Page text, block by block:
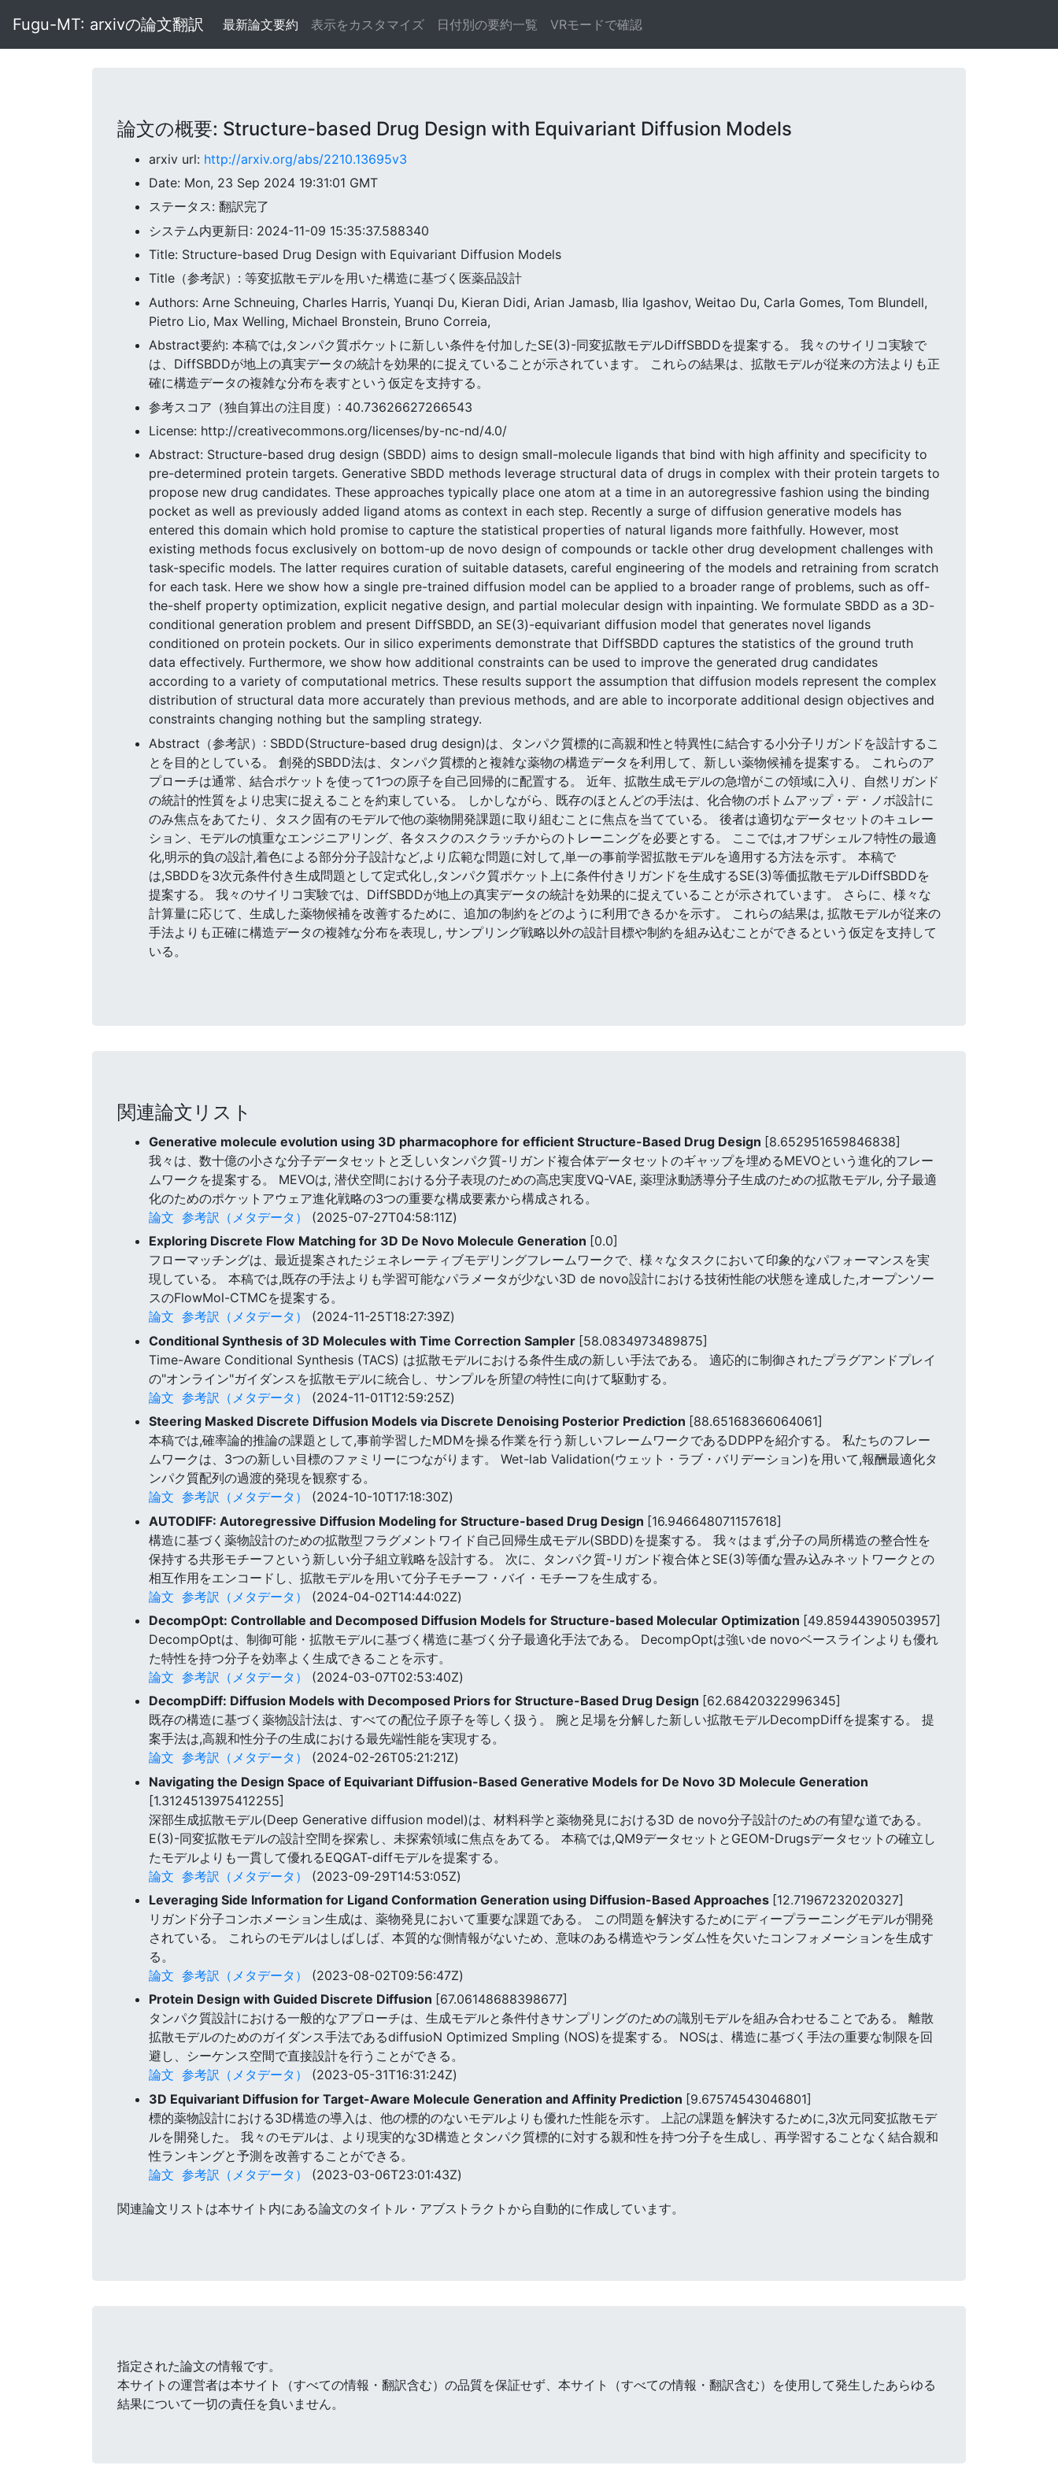
Fugu-MT: arxivの論文翻訳 最新論文要約 表示をカスタマイズ 日付別の要約一覧 VRモードで確認
論文の概要: Structure-based Drug Design with Equivariant Diffusion Models
arxiv url: http://arxiv.org/abs/2210.13695v3
Date: Mon, 23 Sep 2024 19:31:01 GMT
ステータス: 翻訳完了
システム内更新日: 2024-11-09 15:35:37.588340
Title: Structure-based Drug Design with Equivariant Diffusion Models
Title（参考訳）: 等変拡散モデルを用いた構造に基づく医薬品設計
Authors: Arne Schneuing, Charles Harris, Yuanqi Du, Kieran Didi, Arian Jamasb, Ilia Igashov, Weitao Du, Carla Gomes, Tom Blundell,
Pietro Lio, Max Welling, Michael Bronstein, Bruno Correia,
Abstract要約: 本稿では,タンパク質ポケットに新しい条件を付加したSE(3)-同変拡散モデルDiffSBDDを提案する。 我々のサイリコ実験で
は、DiffSBDDが地上の真実データの統計を効果的に捉えていることが示されています。 これらの結果は、拡散モデルが従来の方法よりも正
確に構造データの複雑な分布を表すという仮定を支持する。
参考スコア（独自算出の注目度）: 40.73626627266543
License: http://creativecommons.org/licenses/by-nc-nd/4.0/
Abstract: Structure-based drug design (SBDD) aims to design small-molecule ligands that bind with high affinity and specificity to
pre-determined protein targets. Generative SBDD methods leverage structural data of drugs in complex with their protein targets to
propose new drug candidates. These approaches typically place one atom at a time in an autoregressive fashion using the binding
pocket as well as previously added ligand atoms as context in each step. Recently a surge of diffusion generative models has
entered this domain which hold promise to capture the statistical properties of natural ligands more faithfully. However, most
existing methods focus exclusively on bottom-up de novo design of compounds or tackle other drug development challenges with
task-specific models. The latter requires curation of suitable datasets, careful engineering of the models and retraining from scratch
for each task. Here we show how a single pre-trained diffusion model can be applied to a broader range of problems, such as off-
the-shelf property optimization, explicit negative design, and partial molecular design with inpainting. We formulate SBDD as a 3D-
conditional generation problem and present DiffSBDD, an SE(3)-equivariant diffusion model that generates novel ligands
conditioned on protein pockets. Our in silico experiments demonstrate that DiffSBDD captures the statistics of the ground truth
data effectively. Furthermore, we show how additional constraints can be used to improve the generated drug candidates
according to a variety of computational metrics. These results support the assumption that diffusion models represent the complex
distribution of structural data more accurately than previous methods, and are able to incorporate additional design objectives and
constraints changing nothing but the sampling strategy.
Abstract（参考訳）: SBDD(Structure-based drug design)は、タンパク質標的に高親和性と特異性に結合する小分子リガンドを設計するこ
とを目的としている。 創発的SBDD法は、タンパク質標的と複雑な薬物の構造データを利用して、新しい薬物候補を提案する。 これらのア
プローチは通常、結合ポケットを使って1つの原子を自己回帰的に配置する。 近年、拡散生成モデルの急増がこの領域に入り、自然リガンド
の統計的性質をより忠実に捉えることを約束している。 しかしながら、既存のほとんどの手法は、化合物のボトムアップ・デ・ノボ設計に
のみ焦点をあてたり、タスク固有のモデルで他の薬物開発課題に取り組むことに焦点を当てている。 後者は適切なデータセットのキュレー
ション、モデルの慎重なエンジニアリング、各タスクのスクラッチからのトレーニングを必要とする。 ここでは,オフザシェルフ特性の最適
化,明示的負の設計,着色による部分分子設計など,より広範な問題に対して,単一の事前学習拡散モデルを適用する方法を示す。 本稿で
は,SBDDを3次元条件付き生成問題として定式化し,タンパク質ポケット上に条件付きリガンドを生成するSE(3)等価拡散モデルDiffSBDDを
提案する。 我々のサイリコ実験では、DiffSBDDが地上の真実データの統計を効果的に捉えていることが示されています。 さらに、様々な
計算量に応じて、生成した薬物候補を改善するために、追加の制約をどのように利用できるかを示す。 これらの結果は, 拡散モデルが従来の
手法よりも正確に構造データの複雑な分布を表現し, サンプリング戦略以外の設計目標や制約を組み込むことができるという仮定を支持して
いる。
関連論文リスト
Generative molecule evolution using 3D pharmacophore for efficient Structure-Based Drug Design [8.652951659846838]
我々は、数十億の小さな分子データセットと乏しいタンパク質-リガンド複合体データセットのギャップを埋めるMEVOという進化的フレー
ムワークを提案する。 MEVOは, 潜伏空間における分子表現のための高忠実度VQ-VAE, 薬理泳動誘導分子生成のための拡散モデル, 分子最適
化のためのポケットアウェア進化戦略の3つの重要な構成要素から構成される。
論文 参考訳（メタデータ）
(2025-07-27T04:58:11Z)
Exploring Discrete Flow Matching for 3D De Novo Molecule Generation [0.0]
フローマッチングは、最近提案されたジェネレーティブモデリングフレームワークで、様々なタスクにおいて印象的なパフォーマンスを実
現している。 本稿では,既存の手法よりも学習可能なパラメータが少ない3D de novo設計における技術性能の状態を達成した,オープンソー
スのFlowMol-CTMCを提案する。
論文 参考訳（メタデータ）
(2024-11-25T18:27:39Z)
Conditional Synthesis of 3D Molecules with Time Correction Sampler [58.0834973489875]
Time-Aware Conditional Synthesis (TACS) は拡散モデルにおける条件生成の新しい手法である。 適応的に制御されたプラグアンドプレイ
の"オンライン"ガイダンスを拡散モデルに統合し、サンプルを所望の特性に向けて駆動する。
論文 参考訳（メタデータ）
(2024-11-01T12:59:25Z)
Steering Masked Discrete Diffusion Models via Discrete Denoising Posterior Prediction [88.65168366064061]
本稿では,確率論的推論の課題として,事前学習したMDMを操る作業を行う新しいフレームワークであるDDPPを紹介する。 私たちのフレー
ムワークは、3つの新しい目標のファミリーにつながります。 Wet-lab Validation(ウェット・ラブ・バリデーション)を用いて,報酬最適化タ
ンパク質配列の過渡的発現を観察する。
論文 参考訳（メタデータ）
(2024-10-10T17:18:30Z)
AUTODIFF: Autoregressive Diffusion Modeling for Structure-based Drug Design [16.946648071157618]
構造に基づく薬物設計のための拡散型フラグメントワイド自己回帰生成モデル(SBDD)を提案する。 我々はまず,分子の局所構造の整合性を
保持する共形モチーフという新しい分子組立戦略を設計する。 次に、タンパク質-リガンド複合体とSE(3)等価な畳み込みネットワークとの
相互作用をエンコードし、拡散モデルを用いて分子モチーフ・バイ・モチーフを生成する。
論文 参考訳（メタデータ）
(2024-04-02T14:44:02Z)
DecompOpt: Controllable and Decomposed Diffusion Models for Structure-based Molecular Optimization [49.85944390503957]
DecompOptは、制御可能・拡散モデルに基づく構造に基づく分子最適化手法である。 DecompOptは強いde novoベースラインよりも優れ
た特性を持つ分子を効率よく生成できることを示す。
論文 参考訳（メタデータ）
(2024-03-07T02:53:40Z)
DecompDiff: Diffusion Models with Decomposed Priors for Structure-Based Drug Design [62.68420322996345]
既存の構造に基づく薬物設計法は、すべての配位子原子を等しく扱う。 腕と足場を分解した新しい拡散モデルDecompDiffを提案する。 提
案手法は,高親和性分子の生成における最先端性能を実現する。
論文 参考訳（メタデータ）
(2024-02-26T05:21:21Z)
Navigating the Design Space of Equivariant Diffusion-Based Generative Models for De Novo 3D Molecule Generation
[1.3124513975412255]
深部生成拡散モデル(Deep Generative diffusion model)は、材料科学と薬物発見における3D de novo分子設計のための有望な道である。
E(3)-同変拡散モデルの設計空間を探索し、未探索領域に焦点をあてる。 本稿では,QM9データセットとGEOM-Drugsデータセットの確立し
たモデルよりも一貫して優れるEQGAT-diffモデルを提案する。
論文 参考訳（メタデータ）
(2023-09-29T14:53:05Z)
Leveraging Side Information for Ligand Conformation Generation using Diffusion-Based Approaches [12.71967232020327]
リガンド分子コンホメーション生成は、薬物発見において重要な課題である。 この問題を解決するためにディープラーニングモデルが開発
されている。 これらのモデルはしばしば、本質的な側情報がないため、意味のある構造やランダム性を欠いたコンフォメーションを生成す
る。
論文 参考訳（メタデータ）
(2023-08-02T09:56:47Z)
Protein Design with Guided Discrete Diffusion [67.06148688398677]
タンパク質設計における一般的なアプローチは、生成モデルと条件付きサンプリングのための識別モデルを組み合わせることである。 離散
拡散モデルのためのガイダンス手法であるdiffusioN Optimized Smpling (NOS)を提案する。 NOSは、構造に基づく手法の重要な制限を回
避し、シーケンス空間で直接設計を行うことができる。
論文 参考訳（メタデータ）
(2023-05-31T16:31:24Z)
3D Equivariant Diffusion for Target-Aware Molecule Generation and Affinity Prediction [9.67574543046801]
標的薬物設計における3D構造の導入は、他の標的のないモデルよりも優れた性能を示す。 上記の課題を解決するために,3次元同変拡散モデ
ルを開発した。 我々のモデルは、より現実的な3D構造とタンパク質標的に対する親和性を持つ分子を生成し、再学習することなく結合親和
性ランキングと予測を改善することができる。
論文 参考訳（メタデータ） (2023-03-06T23:01:43Z)
関連論文リストは本サイト内にある論文のタイトル・アブストラクトから自動的に作成しています。
指定された論文の情報です。
本サイトの運営者は本サイト（すべての情報・翻訳含む）の品質を保証せず、本サイト（すべての情報・翻訳含む）を使用して発生したあらゆる
結果について一切の責任を負いません。